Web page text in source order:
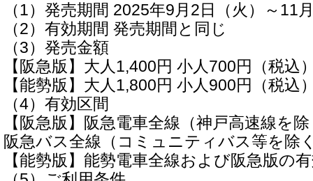
（1）発売期間 2025年9月2日（火）～11
（2）有効期間 発売期間と同じ
（3）発売金額
【阪急版】大人1,400円 小人700円（税込
【能勢版】大人1,800円 小人900円（税込
（4）有効区間
【阪急版】阪急電車全線（神戸高速線を
阪急バス全線（コミュニティバス等を除
【能勢版】能勢電車全線および阪急版の